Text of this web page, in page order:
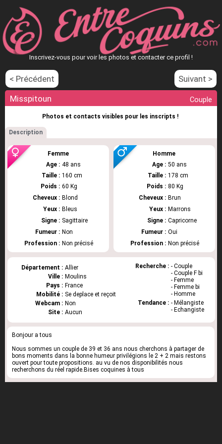
Inscrivez-vous pour voir les photos et contacter ce profil !
< Précédent
Suivant >
Misspitoun
Couple
Photos et contacts visibles pour les inscripts !
Description
Femme
Age : 48 ans
Taille : 160 cm
Poids : 60 Kg
Cheveux : Blond
Yeux : Bleus
Signe : Sagittaire
Fumeur : Non
Profession : Non précisé
Homme
Age : 50 ans
Taille : 178 cm
Poids : 80 Kg
Cheveux : Brun
Yeux : Marrons
Signe : Capricorne
Fumeur : Oui
Profession : Non précisé
Département : Allier
Ville : Moulins
Pays : France
Mobilité : Se deplace et reçoit
Webcam : Non
Site : Aucun
Recherche : - Couple
- Couple F bi
- Femme
- Femme bi
- Homme
Tendance : - Mélangiste
- Echangiste
Bonjour a tous
Nous sommes un couple de 39 et 36 ans nous cherchons à partager de
bons moments dans la bonne humeur privilégions le 2 + 2 mais restons
ouvert pour toute propositions. au vu de nos disponibilités nous
recherchons du réel rapide.Bises coquines à tous